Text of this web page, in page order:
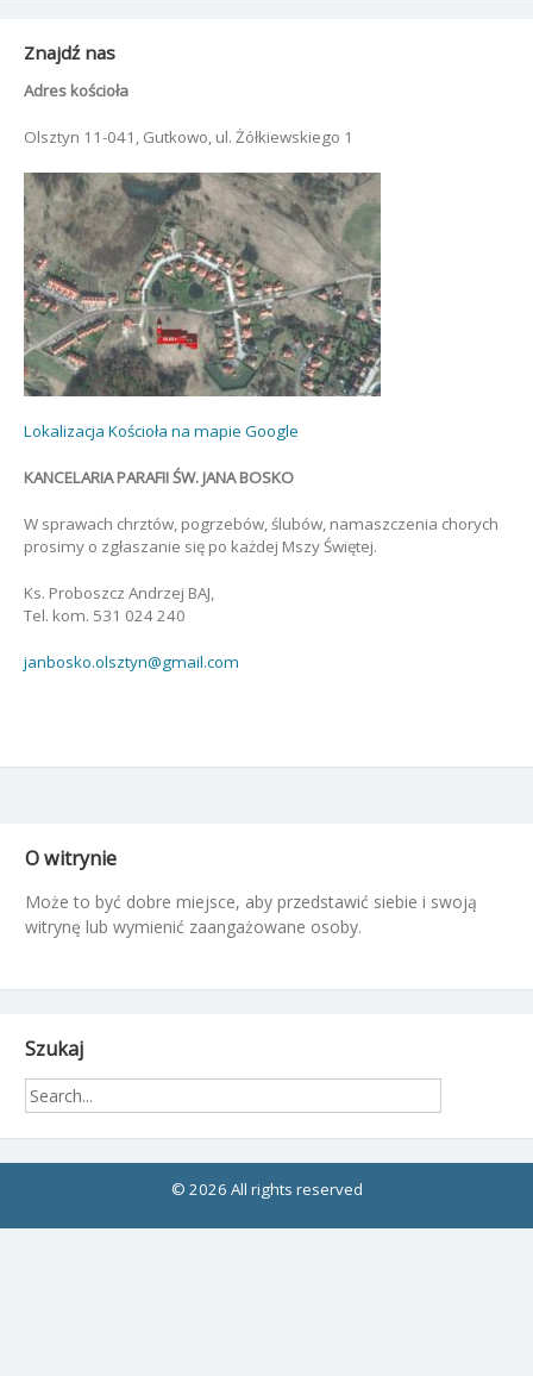
Znajdź nas
Adres kościoła
Olsztyn 11-041, Gutkowo, ul. Żółkiewskiego 1
Lokalizacja Kościoła na mapie Google
KANCELARIA PARAFII ŚW. JANA BOSKO
W sprawach chrztów, pogrzebów, ślubów, namaszczenia chorych
prosimy o zgłaszanie się po każdej Mszy Świętej.
Ks. Proboszcz Andrzej BAJ,
Tel. kom. 531 024 240
janbosko.olsztyn@gmail.com
O witrynie
Może to być dobre miejsce, aby przedstawić siebie i swoją
witrynę lub wymienić zaangażowane osoby.
Szukaj
© 2026 All rights reserved